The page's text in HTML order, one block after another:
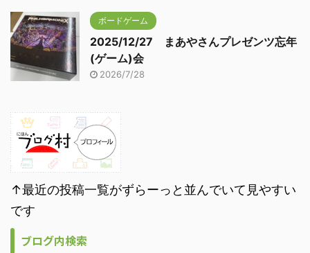
ボードゲーム
2025/12/27 まあやさんプレゼンツ忘年
(ゲーム)会
2026/7/28
↑最近の投稿一覧がずらーっと並んでいて見やすい
です
ブログ内検索